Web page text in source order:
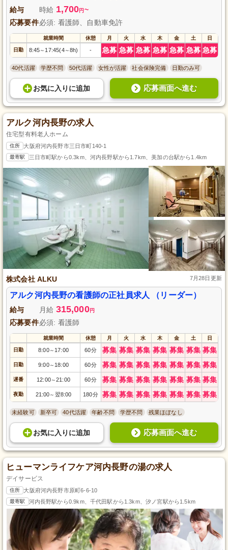
給与 時給 1,700円 ~
応募要件必須: 看護師、自動車免許
就業時間 休憩 月 火 水 木 金 土 日
日勤 8:45～ 17:45(4～8h) - 急募 急募 急募 急募 急募 急募 急募
40代活躍 学歴不問 50代活躍 女性が活躍 社会保険完備 日勤のみ可
お気に入り に追加 応募画面へ進む
アルク河内長野の求人
住宅型有料老人ホーム
住所 大阪府河内長野市三日市町140-1
最寄駅 三日市町駅から0.3km、河内長野駅から1.7km、美加の台駅から1.4km
株式会社 ALKU 7月28日更新
アルク河内長野の看護師の正社員求人 （リーダー）
給与 月給 315,000円
応募要件必須: 看護師
就業時間 休憩 月 火 水 木 金 土 日
日勤 8:00～ 17:00 60分 募集 募集 募集 募集 募集 募集 募集
日勤 9:00～ 18:00 60分 募集 募集 募集 募集 募集 募集 募集
遅番 12:00～21:00 60分 募集 募集 募集 募集 募集 募集 募集
夜勤 21:00～ 翌8:00 180分 募集 募集 募集 募集 募集 募集 募集
未経験可 新卒可 40代活躍 年齢不問 学歴不問 残業ほぼなし
お気に入り に追加 応募画面へ進む
ヒューマンライフケア河内長野の湯の求人
デイサービス
住所 大阪府河内長野市原町6-6-10
最寄駅 河内長野駅から0.9km、千代田駅から1.3km、汐ノ宮駅から1.5km